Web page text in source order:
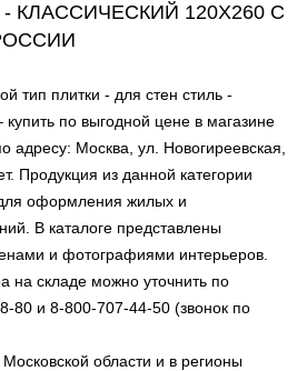
КЛАССИЧЕСКИЙ 120Х260 С
тип плитки - для стен стиль -
купить по выгодной цене в магазине
Москва, ул. Новогиреевская,
Продукция из данной категории
оформления жилых и
В каталоге представлены
и фотографиями интерьеров.
на складе можно уточнить по
80 и 8-800-707-44-50 (звонок по
области и в регионы